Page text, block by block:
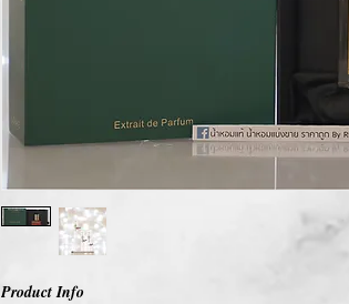
Product Info